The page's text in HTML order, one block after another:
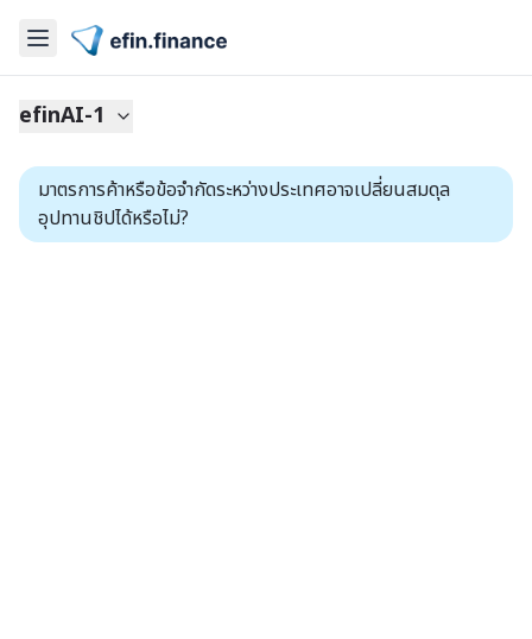
efinAI-1
มาตรการค้าหรือข้อจำกัดระหว่างประเทศอาจเปลี่ยนสมดุล
อุปทานชิปได้หรือไม่?